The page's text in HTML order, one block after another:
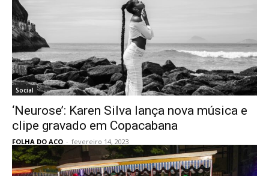
Social
‘Neurose’: Karen Silva lança nova música e
clipe gravado em Copacabana
FOLHA DO ACO - fevereiro 14, 2023